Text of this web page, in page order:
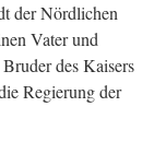
der Nördlichen
Vater und
des Kaisers
Regierung der